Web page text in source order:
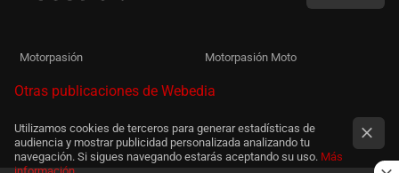
Motorpasión Motorpasión Moto
Otras publicaciones de Webedia
Utilizamos cookies de terceros para generar estadísticas de
audiencia y mostrar publicidad personalizada analizando tu
navegación. Si sigues navegando estarás aceptando su uso. Más